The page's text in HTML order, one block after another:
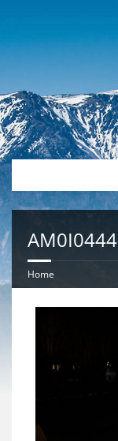
AM0I0444
Home